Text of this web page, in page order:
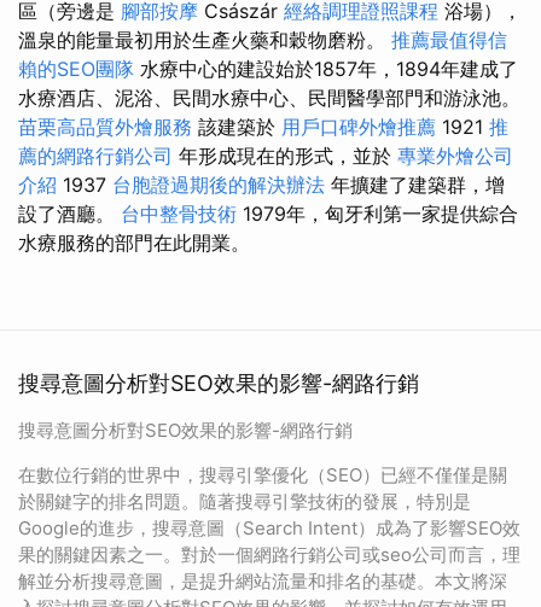
區（旁邊是 腳部按摩 Császár 經絡調理證照課程 浴場），
溫泉的能量最初用於生產火藥和穀物磨粉。 推薦最值得信
賴的SEO團隊 水療中心的建設始於1857年，1894年建成了
水療酒店、泥浴、民間水療中心、民間醫學部門和游泳池。
苗栗高品質外燴服務 該建築於 用戶口碑外燴推薦 1921 推
薦的網路行銷公司 年形成現在的形式，並於 專業外燴公司
介紹 1937 台胞證過期後的解決辦法 年擴建了建築群，增
設了酒廳。 台中整骨技術 1979年，匈牙利第一家提供綜合
水療服務的部門在此開業。
搜尋意圖分析對SEO效果的影響-網路行銷
搜尋意圖分析對SEO效果的影響-網路行銷
在數位行銷的世界中，搜尋引擎優化（SEO）已經不僅僅是關
於關鍵字的排名問題。隨著搜尋引擎技術的發展，特別是
Google的進步，搜尋意圖（Search Intent）成為了影響SEO效
果的關鍵因素之一。對於一個網路行銷公司或seo公司而言，理
解並分析搜尋意圖，是提升網站流量和排名的基礎。本文將深